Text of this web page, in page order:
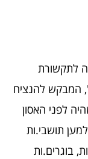
לתקשורת
המבקש להנציח
לפני האסון
למען תושבי.ות
בוגרים.ות